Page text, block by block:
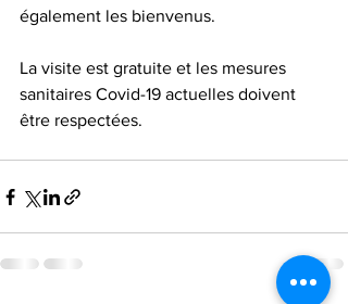
également les bienvenus.
La visite est gratuite et les mesures
sanitaires Covid-19 actuelles doivent
être respectées.